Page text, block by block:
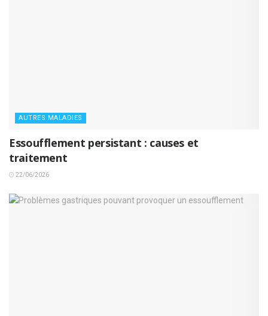
AUTRES MALADIES
Essoufflement persistant : causes et
traitement
22/06/2026